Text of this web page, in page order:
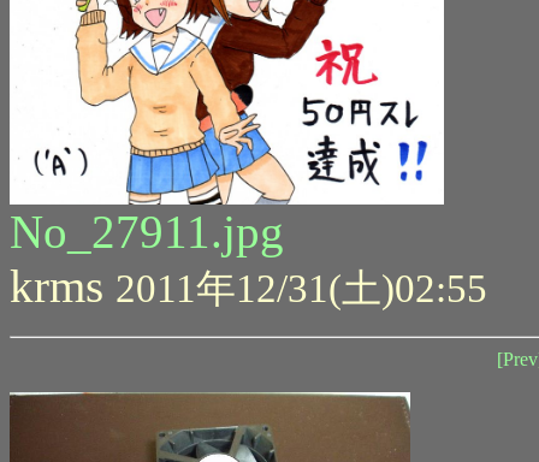
No_27911.jpg
krms 2011年12/31(土)02:55